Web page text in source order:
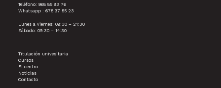
Teléfono: 968 85 93 76
Whatsapp : 675 97 55 23
Lunes a viernes: 09:30 – 21:30
Sábado: 09:30 – 14:30
Titulación univesitaria
Cursos
El centro
Noticias
Contacto